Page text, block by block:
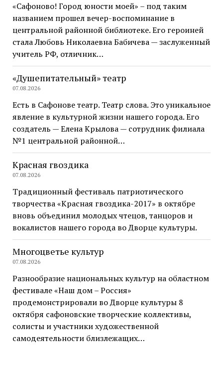
«Сафоново! Город юности моей» – под таким
названием прошел вечер-воспоминание в
центральной районной библиотеке. Его героиней
стала Любовь Николаевна Бабичева — заслуженный
учитель РФ, отличник…
«Душепитательный» театр
07.08.2026
Есть в Сафонове театр. Театр слова. Это уникальное
явление в культурной жизни нашего города. Его
создатель — Елена Крылова — сотрудник филиала
№1 центральной районной…
Красная гвоздика
07.08.2026
Традиционный фестиваль патриотического
творчества «Красная гвоздика-2017» в октябре
вновь объединил молодых чтецов, танцоров и
вокалистов нашего города во Дворце культуры.
Многоцветье культур
07.08.2026
Разнообразие национальных культур на областном
фестивале «Наш дом – Россия»
продемонстрировали во Дворце культуры 8
октября сафоновские творческие коллективы,
солисты и участники художественной
самодеятельности близлежащих…